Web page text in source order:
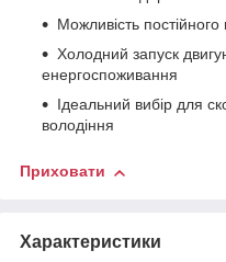
Можливість
Холодний запуск
енергоспоживання
Ідеальний вибір для
володіння
Приховати
Характеристики